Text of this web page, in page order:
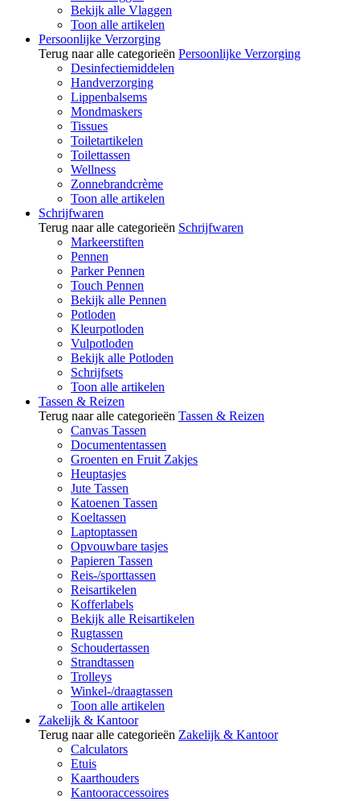
Bekijk alle Vlaggen
Toon alle artikelen
Persoonlijke Verzorging
Terug naar alle categorieën Persoonlijke Verzorging
Desinfectiemiddelen
Handverzorging
Lippenbalsems
Mondmaskers
Tissues
Toiletartikelen
Toilettassen
Wellness
Zonnebrandcrème
Toon alle artikelen
Schrijfwaren
Terug naar alle categorieën Schrijfwaren
Markeerstiften
Pennen
Parker Pennen
Touch Pennen
Bekijk alle Pennen
Potloden
Kleurpotloden
Vulpotloden
Bekijk alle Potloden
Schrijfsets
Toon alle artikelen
Tassen & Reizen
Terug naar alle categorieën Tassen & Reizen
Canvas Tassen
Documententassen
Groenten en Fruit Zakjes
Heuptasjes
Jute Tassen
Katoenen Tassen
Koeltassen
Laptoptassen
Opvouwbare tasjes
Papieren Tassen
Reis-/sporttassen
Reisartikelen
Kofferlabels
Bekijk alle Reisartikelen
Rugtassen
Schoudertassen
Strandtassen
Trolleys
Winkel-/draagtassen
Toon alle artikelen
Zakelijk & Kantoor
Terug naar alle categorieën Zakelijk & Kantoor
Calculators
Etuis
Kaarthouders
Kantooraccessoires